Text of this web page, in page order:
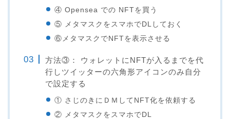
④ Opensea での NFTを買う
⑤ メタマスクをスマホでDLしておく
⑥メタマスクでNFTを表示させる
方法③： ウォレットにNFTが入るまでを代
行しツイッターの六角形アイコンのみ自分
で設定する
① さじのきにＤＭしてNFT化を依頼する
② メタマスクをスマホでDL